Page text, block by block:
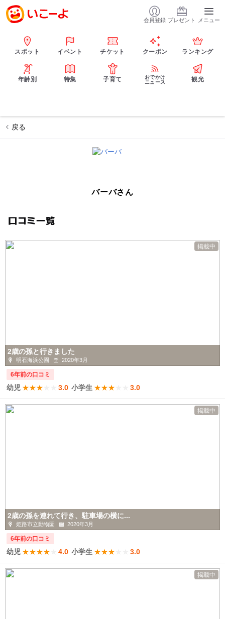
会員登録 プレゼント メニュー
スポット イベント チケット クーポン ランキング
年齢別 特集 子育て
おでかけ
ニュース
観光
戻る
バーバさん
口コミ一覧
掲載中
2歳の孫と行きました
明石海浜公園 2020年3月
6年前の口コミ
幼児 ★★★ 3.0 小学生 ★★★ 3.0
掲載中
2歳の孫を連れて行き、駐車場の横に...
姫路市立動物園 2020年3月
6年前の口コミ
幼児 ★★★★ 4.0 小学生 ★★★ 3.0
掲載中